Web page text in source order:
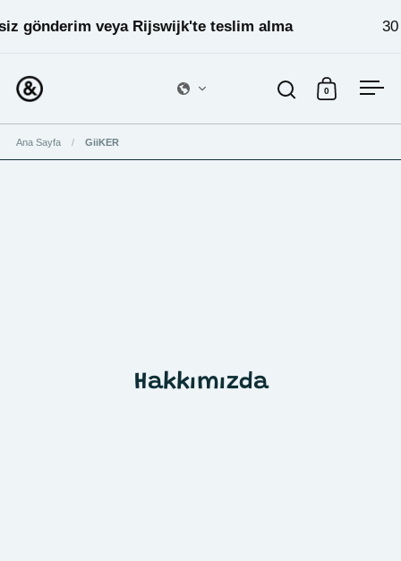
gönderim veya Rijswijk'te teslim alma
Aramayı açSepeti aç
0
Ana Sayfa / GiiKER
Hakkımızda